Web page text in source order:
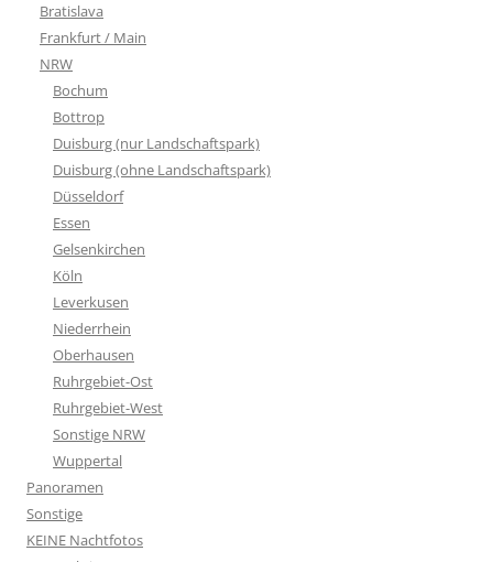
Bratislava
Frankfurt / Main
NRW
Bochum
Bottrop
Duisburg (nur Landschaftspark)
Duisburg (ohne Landschaftspark)
Düsseldorf
Essen
Gelsenkirchen
Köln
Leverkusen
Niederrhein
Oberhausen
Ruhrgebiet-Ost
Ruhrgebiet-West
Sonstige NRW
Wuppertal
Panoramen
Sonstige
KEINE Nachtfotos